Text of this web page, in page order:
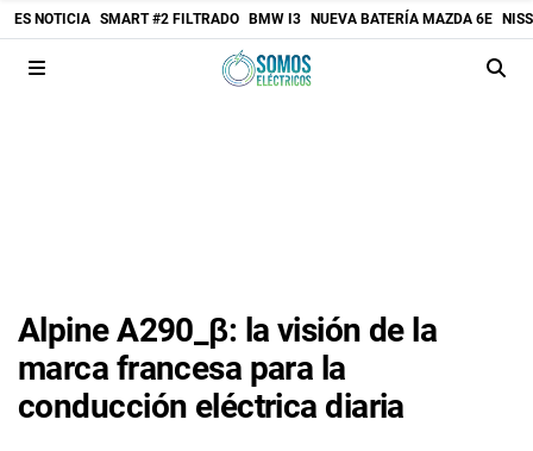
ES NOTICIA SMART #2 FILTRADO BMW I3 NUEVA BATERÍA MAZDA 6E
Alpine A290_β: la visión de la
marca francesa para la
conducción eléctrica diaria